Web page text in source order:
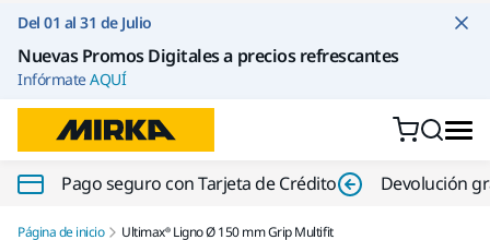
Del 01 al 31 de Julio
Nuevas Promos Digitales a precios refrescantes
InfórmateAQUÍ
Pago seguro con Tarjeta de Crédito Devolución
Página de inicio Ultimax® Ligno Ø 150 mm Grip Multifit